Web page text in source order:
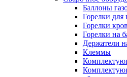
Баллоны
Горелки для
Горелки
Горелки на
Держатели
Клеммы